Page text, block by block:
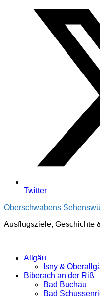
Twitter
Oberschwabens
Ausflugsziele, Geschichte
Allgäu
Isny &
Biberach an der Riß
Bad Buchau
Bad